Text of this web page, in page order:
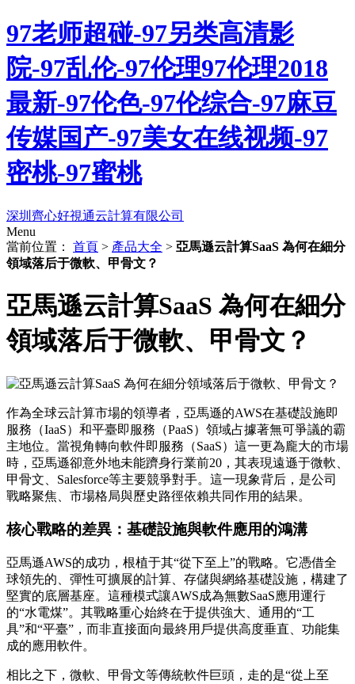
97老师超碰-97另类高清影
院-97乱伦-97伦理97伦理2018
最新-97伦色-97伦综合-97麻豆
传媒国产-97美女在线视频-97
密桃-97蜜桃
深圳齊心好視通云計算有限公司
Menu
當前位置：
首頁 > 產品大全 > 亞馬遜云計算SaaS 為何在細分
領域落后于微軟、甲骨文？
亞馬遜云計算SaaS 為何在細分
領域落后于微軟、甲骨文？
作為全球云計算市場的領導者，亞馬遜的AWS在基礎設施即
服務（IaaS）和平臺即服務（PaaS）領域占據著無可爭議的霸
主地位。當視角轉向軟件即服務（SaaS）這一更為龐大的市場
時，亞馬遜卻意外地未能躋身行業前20，其表現遠遜于微軟、
甲骨文、Salesforce等主要競爭對手。這一現象背后，是公司
戰略聚焦、市場格局與歷史路徑依賴共同作用的結果。
核心戰略的差異：基礎設施與軟件應用的鴻溝
亞馬遜AWS的成功，根植于其“從下至上”的戰略。它憑借全
球領先的、彈性可擴展的計算、存儲與網絡基礎設施，構建了
堅實的底層基座。這種模式讓AWS成為無數SaaS應用運行
的“水電煤”。其戰略重心始終在于提供強大、通用的“工
具”和“平臺”，而非直接面向最終用戶提供高度垂直、功能集
成的應用軟件。
相比之下，微軟、甲骨文等傳統軟件巨頭，走的是“從上至